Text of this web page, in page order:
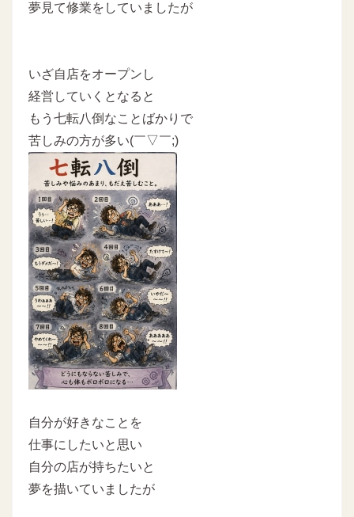
夢見て修業をしていましたが
いざ自店をオープンし
経営していくとなると
もう七転八倒なことばかりで
苦しみの方が多い(￣▽￣;)
自分が好きなことを
仕事にしたいと思い
自分の店が持ちたいと
夢を描いていましたが